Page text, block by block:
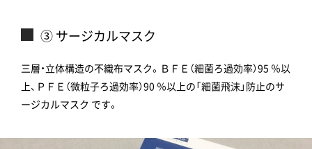
③ サージカルマスク
三層・立体構造の不織布マスク。ＢＦＥ（細菌ろ過効率）95 ％以
上、ＰＦＥ（微粒子ろ過効率）90 ％以上の「細菌飛沫」防止のサ
ージカルマスク です。